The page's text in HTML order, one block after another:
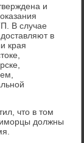
и
В случае
в
края
что в том
должны